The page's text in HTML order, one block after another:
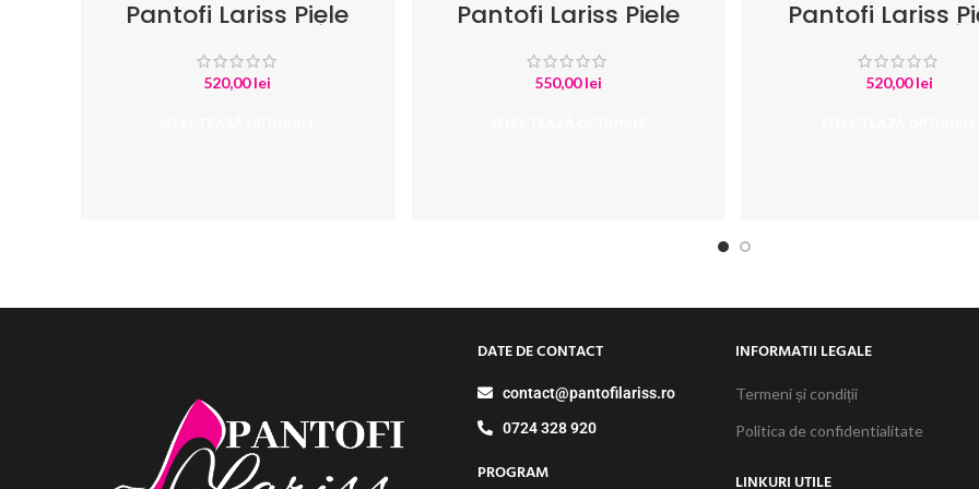
Pantofi Lariss Piele
Intoarsa Fuchsia
520,00lei
Pantofi Lariss Piele
Intoarsa Mov
550,00lei
Pantofi Lariss
Naturala
Sarpe Bej
520,00lei
DATE DE CONTACT
contact@pantofilariss.ro
0724 328 920
PROGRAM
INFORMATII LEGALE
Termeni și condiții
Politica de confidentialitate
LINKURI UTILE